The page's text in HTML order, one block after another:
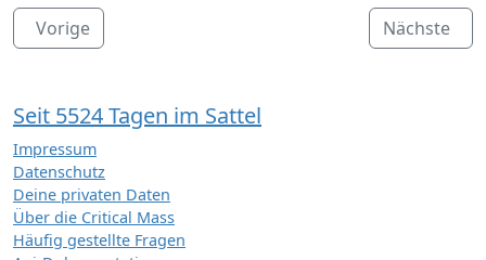
Vorige Nächste
Seit 5524 Tagen im Sattel
Impressum
Datenschutz
Deine privaten Daten
Über die Critical Mass
Häufig gestellte Fragen